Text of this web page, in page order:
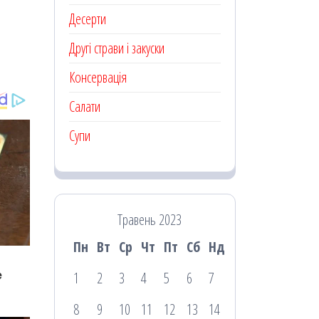
Десерти
Другі страви і закуски
Консервація
Салати
Супи
Травень 2023
Пн Вт Ср Чт Пт Сб Нд
1
2 3 4 5 6
7
8
9 10 11 12 13 14